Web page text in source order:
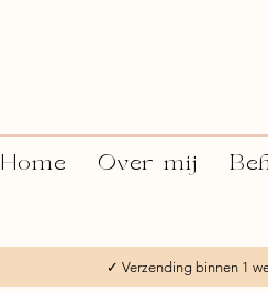
Home Over mij
✓ Verzending binnen